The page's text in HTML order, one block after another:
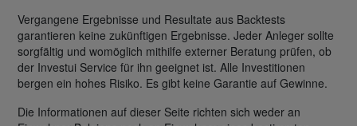
Vergangene Ergebnisse und Resultate aus Backtests
garantieren keine zukünftigen Ergebnisse. Jeder Anleger sollte
sorgfältig und womöglich mithilfe externer Beratung prüfen, ob
der Investui Service für ihn geeignet ist. Alle Investitionen
bergen ein hohes Risiko. Es gibt keine Garantie auf Gewinne.
Die Informationen auf dieser Seite richten sich weder an